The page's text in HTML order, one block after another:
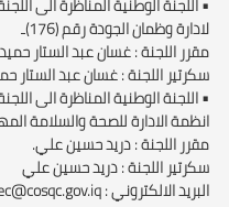
لادارة وظمان الجودة رقم (176)ـ
مقرر اللجنة : غسان عبد الستار
سكرتير اللجنة : غسان عبد الستار
• اللجنة الوطنية المناظرة الى
انظمة الادارة للصحة والسلامة
مقرر اللجنة : دريد حسين علي.
سكرتير اللجنة : دريد حسين علي
البريد الالكتروني : majidaiec@cosqc.gov.iq